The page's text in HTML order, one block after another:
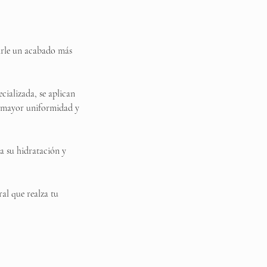
un acabado más
se aplican
uniformidad y
su hidratación y
que realza tu